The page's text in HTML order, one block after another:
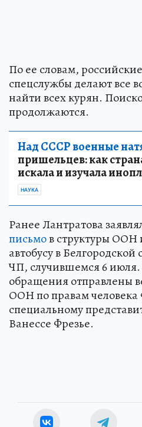
По ее словам,
спецслужбы делают все
найти всех курян.
продолжаются.
Над СССР военные
пришельцев: как
искала и изучала
НАУКА
Ранее Лантратова
письмов структуры ООН
автобусу в Белгородской
ЧП, случившемся 6
обращения отправлены
ООН по правам человека
специальному
Ванессе Фрезье.